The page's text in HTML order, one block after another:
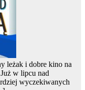
leżak i dobre kino na
w lipcu nad
wyczekiwanych